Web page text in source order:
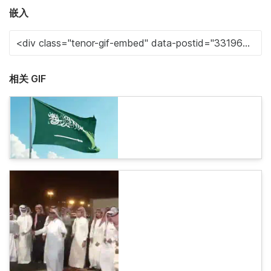
嵌入
相关 GIF